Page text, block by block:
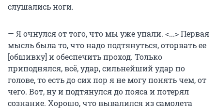
слушались ноги.
— Я очнулся от того, что мы уже упали. <...> Первая
мысль была то, что надо подтянуться, оторвать ее
[обшивку] и обеспечить проход. Только
приподнялся, всё, удар, сильнейший удар по
голове, то есть до сих пор я не могу понять чем, от
чего. Вот, ну и подтянулся до пояса и потерял
сознание. Хорошо, что вывалился из самолета